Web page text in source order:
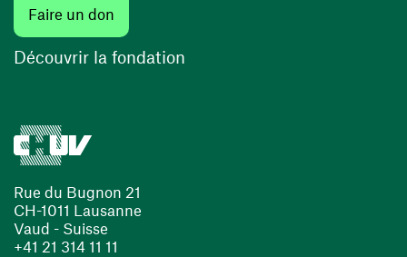
Rue du Bugnon 21
CH-1011 Lausanne
Vaud - Suisse
+41 21 314 11 11
Faire un don
Découvrir la fondation